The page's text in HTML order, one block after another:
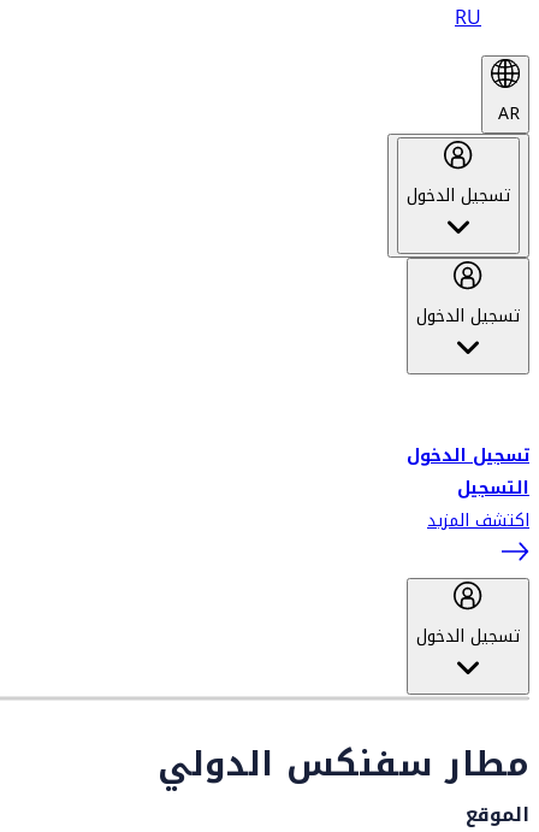
RU
AR
تسجيل الدخول
تسجيل الدخول
تسجيل الدخول
التسجيل
اكتشف المزيد
تسجيل الدخول
مطار سفنكس الدولي
الموقع